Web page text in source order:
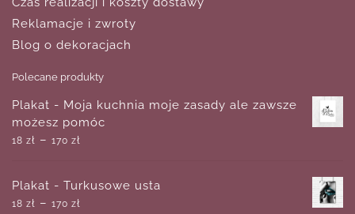
Reklamacje i zwroty
Blog o dekoracjach
Polecane produkty
Plakat - Moja kuchnia moje zasady ale zawsze
możesz pomóc
18 zł – 170 zł
Plakat - Turkusowe usta
18 zł – 170 zł